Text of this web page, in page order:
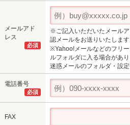
メールアド
レス
必須
※ご記入いただいたメール
認メールをお送りいたします
※Yahoo!メールなどのフリ
ルフォルダに入る場合があり
迷惑メールのフォルダ・設定
電話番号
必須
FAX